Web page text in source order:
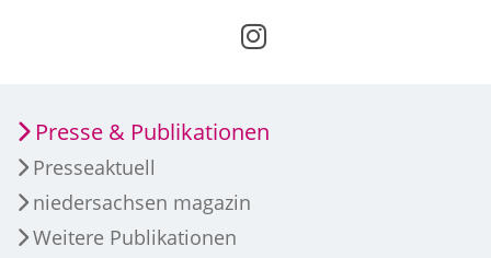
Presse & Publikationen
Presseaktuell
niedersachsen magazin
Weitere Publikationen